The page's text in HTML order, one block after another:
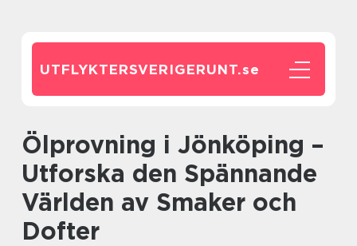
UTFLYKTERSVERIGERUNT.se
Ölprovning i Jönköping –
Utforska den Spännande
Världen av Smaker och
Dofter